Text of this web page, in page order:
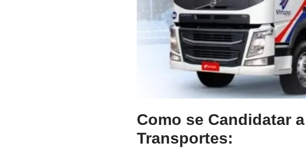
Como se Candidatar
Transportes: